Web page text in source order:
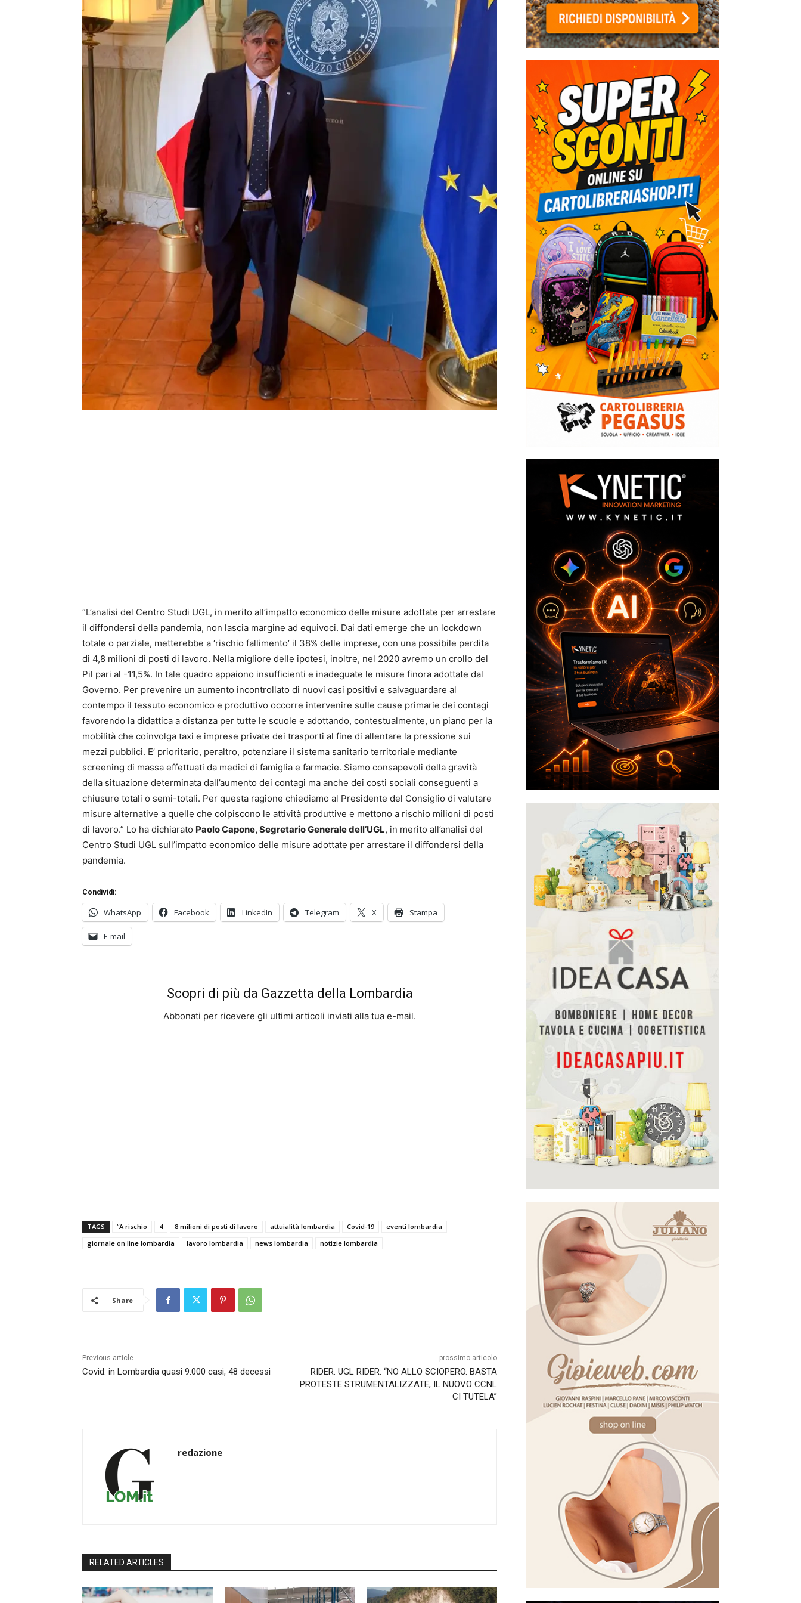
“L’analisi del Centro Studi UGL, in merito all’impatto economico delle misure adottate per arrestare
il diffondersi della pandemia, non lascia margine ad equivoci. Dai dati emerge che un lockdown
totale o parziale, metterebbe a ‘rischio fallimento’ il 38% delle imprese, con una possibile perdita
di 4,8 milioni di posti di lavoro. Nella migliore delle ipotesi, inoltre, nel 2020 avremo un crollo del
Pil pari al -11,5%. In tale quadro appaiono insufficienti e inadeguate le misure finora adottate dal
Governo. Per prevenire un aumento incontrollato di nuovi casi positivi e salvaguardare al
contempo il tessuto economico e produttivo occorre intervenire sulle cause primarie dei contagi
favorendo la didattica a distanza per tutte le scuole e adottando, contestualmente, un piano per la
mobilità che coinvolga taxi e imprese private dei trasporti al fine di allentare la pressione sui
mezzi pubblici. E’ prioritario, peraltro, potenziare il sistema sanitario territoriale mediante
screening di massa effettuati da medici di famiglia e farmacie. Siamo consapevoli della gravità
della situazione determinata dall’aumento dei contagi ma anche dei costi sociali conseguenti a
chiusure totali o semi-totali. Per questa ragione chiediamo al Presidente del Consiglio di valutare
misure alternative a quelle che colpiscono le attività produttive e mettono a rischio milioni di posti
di lavoro.” Lo ha dichiarato Paolo Capone, Segretario Generale dell’UGL, in merito all’analisi del
Centro Studi UGL sull’impatto economico delle misure adottate per arrestare il diffondersi della
pandemia.
Condividi:
WhatsApp Facebook LinkedIn Telegram X Stampa
E-mail
Scopri di più da Gazzetta della Lombardia
Abbonati per ricevere gli ultimi articoli inviati alla tua e-mail.
TAGS “A rischio 4 8 milioni di posti di lavoro attuialità lombardia Covid-19
eventi lombardia
giornale on line lombardia
lavoro lombardia news lombardia notizie lombardia
Share
Previous article
Covid: in Lombardia quasi 9.000 casi, 48 decessi
prossimo articolo
RIDER. UGL RIDER: “NO ALLO SCIOPERO. BASTA
PROTESTE STRUMENTALIZZATE, IL NUOVO CCNL
CI TUTELA”
redazione
RELATED ARTICLES